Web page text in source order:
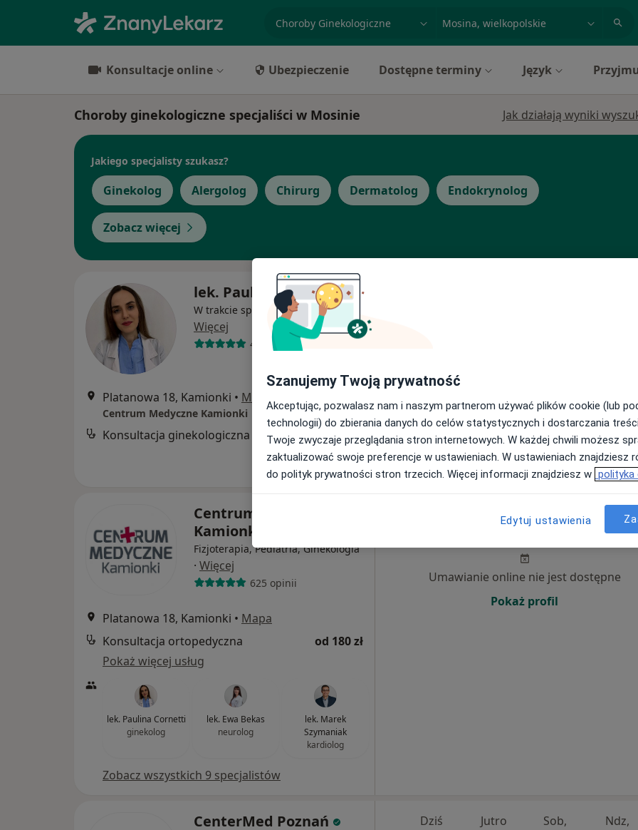
Konsultacje online Ubezpieczenie Dostępne terminy Język
Choroby ginekologiczne specjaliści w Mosinie Jak działają wyniki
Jakiego specjalisty szukasz?
Ginekolog Alergolog Chirurg Dermatolog Endokrynolog
Zobacz więcej
lek. Paulina Cornetti
W trakcie specjalizacji (Ginekolog)
Więcej
47 opinii
Platanowa 18, Kamionki • Mapa
Centrum Medyczne Kamionki
Konsultacja ginekologiczna od 200 zł
Centrum Medyczne
Kamionki
Fizjoterapia, Pediatria, Ginekologia
· Więcej
625 opinii
Platanowa 18, Kamionki • Mapa
Konsultacja ortopedyczna
od 180 zł
Pokaż więcej usług
lek. Paulina Cornetti
ginekolog
lek. Ewa Bekas
neurolog
lek. Marek
Szymaniak
kardiolog
Zobacz wszystkich 9 specjalistów
Jutro
7 Sie 8 Sie
Ndz,
Umawianie online nie jest dostępne
Pokaż profil
CenterMed Poznań Dziś Jutro Sob, Ndz,
Szanujemy Twoją prywatność
Akceptując, pozwalasz nam i naszym partnerom używać plików cookie (lub
technologii) do zbierania danych do celów statystycznych i dostarczania
Twoje zwyczaje przeglądania stron internetowych. W każdej chwili możesz
zaktualizować swoje preferencje w ustawieniach. W ustawieniach znajdziesz
do polityk prywatności stron trzecich. Więcej informacji znajdziesz w polityka
Edytuj ustawienia